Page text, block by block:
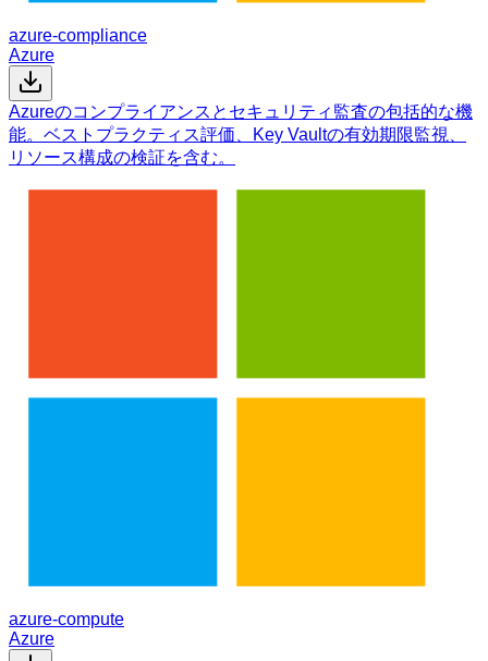
azure-compliance
Azure
Azureのコンプライアンスとセキュリティ監査の包括的な機
能。ベストプラクティス評価、Key Vaultの有効期限監視、
リソース構成の検証を含む。
azure-compute
Azure